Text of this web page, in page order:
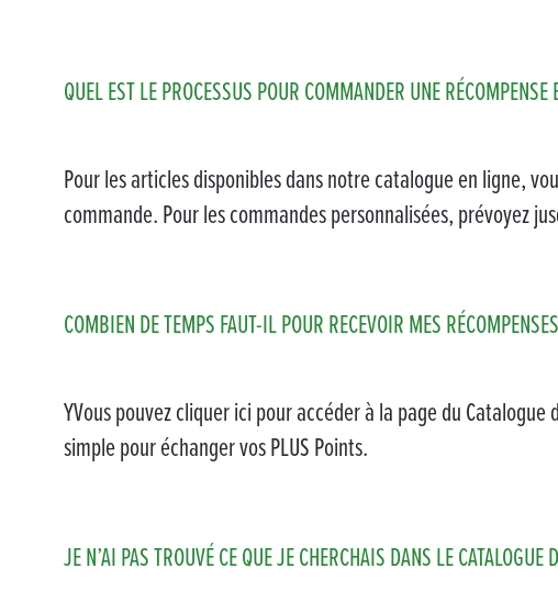
QUEL EST LE PROCESSUS POUR COMMANDER UNE
Pour les articles disponibles dans notre catalogue en ligne,
commande. Pour les commandes personnalisées, prévoyez
COMBIEN DE TEMPS FAUT-IL POUR RECEVOIR MES
YVous pouvez cliquer ici pour accéder à la page du
simple pour échanger vos PLUS Points.
JE N’AI PAS TROUVÉ CE QUE JE CHERCHAIS DANS LE CATALOGUE